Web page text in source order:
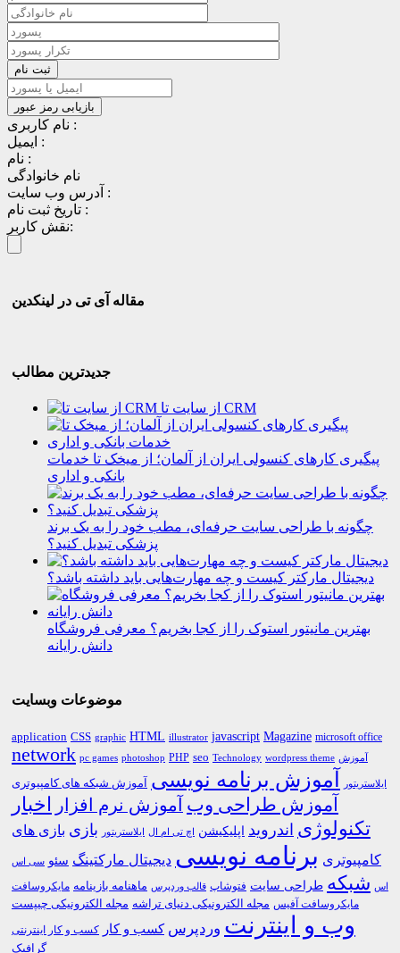
نام کاربری :
ایمیل :
نام :
نام خانوادگی
آدرس وب سایت :
تاریخ ثبت نام :
نقش کاربر:
مقاله آی تی در لینکدین
جدیدترین مطالب
از سایت تا CRM
پیگیری کارهای کنسولی ایران از آلمان؛ از میخک تا خدمات
بانکی و اداری
چگونه با طراحی سایت حرفه‌ای، مطب خود را به یک برند
پزشکی تبدیل کنید؟
دیجیتال مارکتر کیست و چه مهارت‌هایی باید داشته باشد؟
بهترین مانیتور استوک را از کجا بخریم؟ معرفی فروشگاه
دانش رایانه
موضوعات وبسایت
application CSS graphic HTML illustrator javascript Magazine microsoft office
network pc games photoshop PHP seo Technology wordpress theme آموزش
ایلاستریتور آموزش برنامه نویسی آموزش شبکه های کامپیوتری
آموزش طراحی وب آموزش نرم افزار اخبار
تکنولوژی اندروید اپلیکیشن اچ تی ام ال ایلاستریتور بازی بازی های
کامپیوتری برنامه نویسی دیجیتال مارکتینگ سئو سی اس
اس شبکه طراحی سایت فتوشاپ قالب وردپرس ماهنامه بازینامه مایکروسافت
مایکروسافت آفیس مجله الکترونیکی دنیای تراشه مجله الکترونیکی چیپست
وب و اینترنت وردپرس کسب و کار کسب و کار اینترنتی
گرافیک